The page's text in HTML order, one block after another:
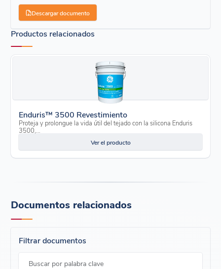
Descargar documento
Productos relacionados
Enduris™ 3500 Revestimiento
Proteja y prolongue la vida útil del tejado con la silicona Enduris
3500,...
Ver el producto
Documentos relacionados
Filtrar documentos
Buscar por palabra clave